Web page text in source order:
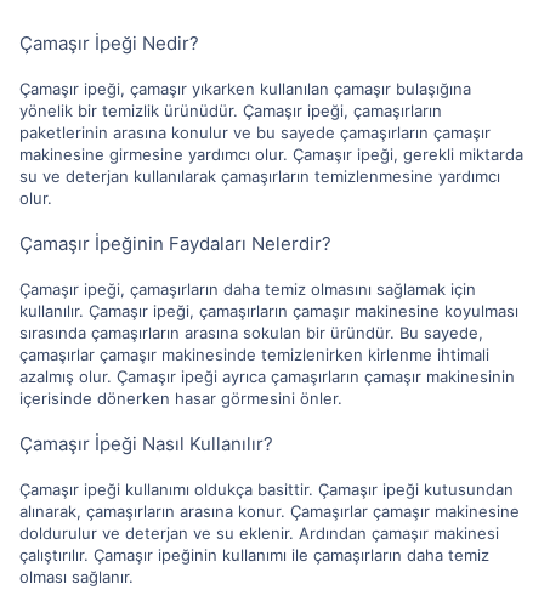
Çamaşır İpeği Nedir?
Çamaşır ipeği, çamaşır yıkarken kullanılan çamaşır bulaşığına
yönelik bir temizlik ürünüdür. Çamaşır ipeği, çamaşırların
paketlerinin arasına konulur ve bu sayede çamaşırların çamaşır
makinesine girmesine yardımcı olur. Çamaşır ipeği, gerekli miktarda
su ve deterjan kullanılarak çamaşırların temizlenmesine yardımcı
olur.
Çamaşır İpeğinin Faydaları Nelerdir?
Çamaşır ipeği, çamaşırların daha temiz olmasını sağlamak için
kullanılır. Çamaşır ipeği, çamaşırların çamaşır makinesine koyulması
sırasında çamaşırların arasına sokulan bir üründür. Bu sayede,
çamaşırlar çamaşır makinesinde temizlenirken kirlenme ihtimali
azalmış olur. Çamaşır ipeği ayrıca çamaşırların çamaşır makinesinin
içerisinde dönerken hasar görmesini önler.
Çamaşır İpeği Nasıl Kullanılır?
Çamaşır ipeği kullanımı oldukça basittir. Çamaşır ipeği kutusundan
alınarak, çamaşırların arasına konur. Çamaşırlar çamaşır makinesine
doldurulur ve deterjan ve su eklenir. Ardından çamaşır makinesi
çalıştırılır. Çamaşır ipeğinin kullanımı ile çamaşırların daha temiz
olması sağlanır.